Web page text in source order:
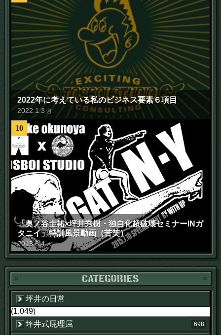
2022年に考えている私のビジネス要素６項目
2022 1.3 月
10
「奥ノ谷圭祐×坪井秀樹・独自化超破壊セミナーINガ
タニイ」特訓風景動画（苦笑）
2015.6.4 木
坪井の日常
(1,049)
坪井式屁理屈
698